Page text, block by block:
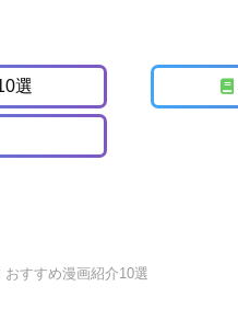
選
おすすめ漫画紹介10選